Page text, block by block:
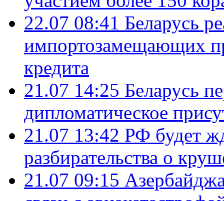
22.07 08:41 Беларусь
импортозамещающих
кредита
21.07 14:25 Беларусь
дипломатическое
21.07 13:42 РФ будет
разбирательства о
21.07 09:15